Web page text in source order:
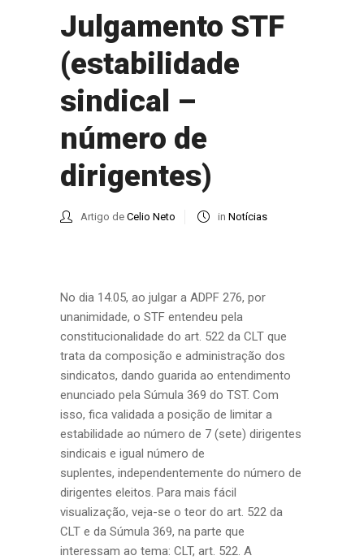
Julgamento STF
(estabilidade
sindical –
número de
dirigentes)
Artigo de Celio Neto in Notícias
No dia 14.05, ao julgar a ADPF 276, por
unanimidade, o STF entendeu pela
constitucionalidade do art. 522 da CLT que
trata da composição e administração dos
sindicatos, dando guarida ao entendimento
enunciado pela Súmula 369 do TST. Com
isso, fica validada a posição de limitar a
estabilidade ao número de 7 (sete) dirigentes
sindicais e igual número de
suplentes, independentemente do número de
dirigentes eleitos. Para mais fácil
visualização, veja-se o teor do art. 522 da
CLT e da Súmula 369, na parte que
interessam ao tema: CLT, art. 522. A